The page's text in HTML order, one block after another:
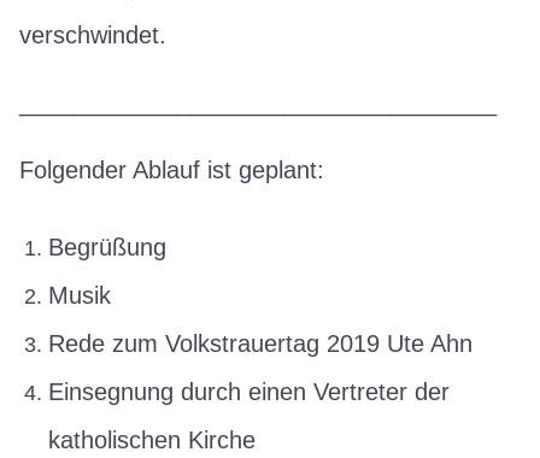
verschwindet.
Folgender Ablauf ist geplant:
Begrüßung
Musik
Rede zum Volkstrauertag 2019 Ute Ahn
Einsegnung durch einen Vertreter der
katholischen Kirche